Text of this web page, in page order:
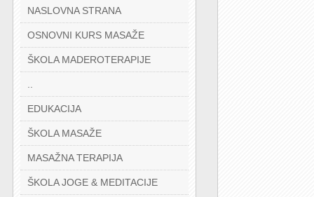
NASLOVNA STRANA
OSNOVNI KURS MASAŽE
ŠKOLA MADEROTERAPIJE
EDUKACIJA
ŠKOLA MASAŽE
MASAŽNA TERAPIJA
ŠKOLA JOGE & MEDITACIJE